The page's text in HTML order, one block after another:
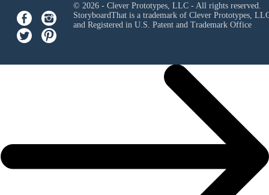
© 2026 - Clever Prototypes, LLC - All rights reserved.
StoryboardThat is a trademark of Clever Prototypes,
and Registered in U.S. Patent and Trademark Office